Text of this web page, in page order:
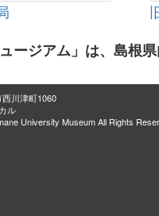
ージアム」は、島根
川津町1060
ル
University Museum All Rights